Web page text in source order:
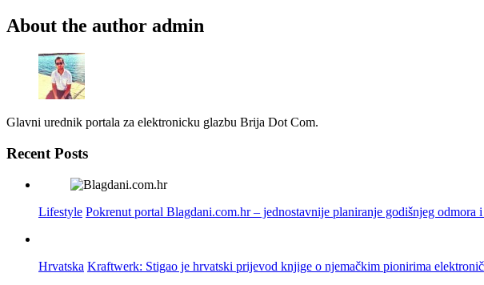
About the author admin
Glavni urednik portala za elektronicku glazbu Brija Dot Com.
Recent Posts
Lifestyle Pokrenut portal Blagdani.com.hr – jednostavnije planiranje godišnjeg odmora
Hrvatska Kraftwerk: Stigao je hrvatski prijevod knjige o njemačkim pionirima